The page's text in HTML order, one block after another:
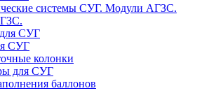
системы СУГ. Модули АГЗС.
СУГ
СУГ
колонки
для СУГ
баллонов